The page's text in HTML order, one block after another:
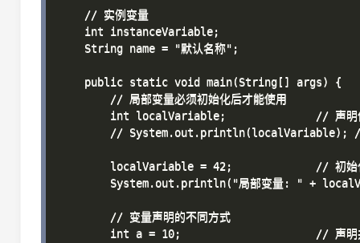
    // 实例变量
    int instanceVariable;
    String name = "默认名称";
    public static void main(String[] args) {
        // 局部变量必须初始化后才能使用
int localVariable;              // 声明
// System.out.println(localVariable);
localVariable = 42;             // 初始
System.out.println("局部变量: " +
        // 变量声明的不同方式
int a = 10;                     // 声明